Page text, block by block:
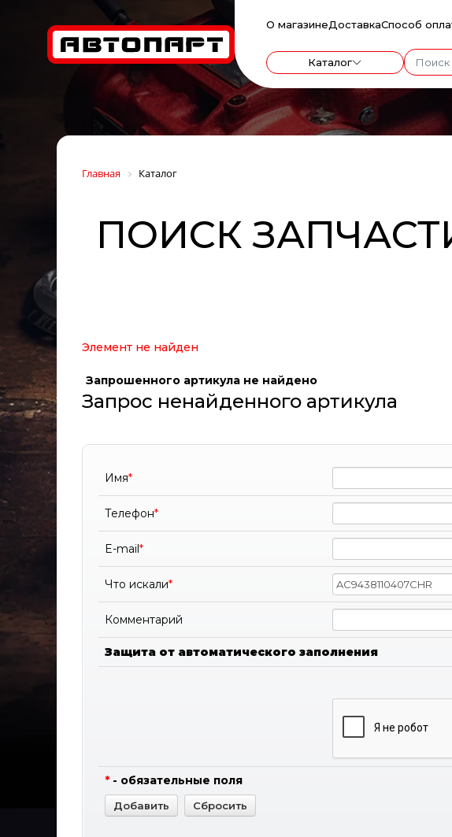
О магазинеДоставкаСпособ
Каталог
Главная Каталог
ПОИСК ЗАПЧАСТИ
Элемент не найден
Запрошенного артикула не найдено
Запрос ненайденного артикула
Имя*
Телефон*
E-mail*
Что искали*
Комментарий
Защита от автоматического заполнения
* - обязательные поля